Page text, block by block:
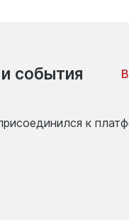
события
к